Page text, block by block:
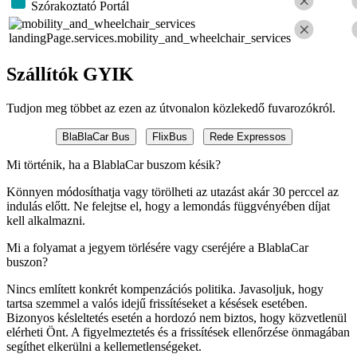
Szórakoztató Portál
landingPage.services.mobility_and_wheelchair_services
Szállítók GYIK
Tudjon meg többet az ezen az útvonalon közlekedő fuvarozókról.
BlaBlaCar Bus FlixBus Rede Expressos
Mi történik, ha a BlablaCar buszom késik?
Könnyen módosíthatja vagy törölheti az utazást akár 30 perccel az
indulás előtt. Ne felejtse el, hogy a lemondás függvényében díjat
kell alkalmazni.
Mi a folyamat a jegyem törlésére vagy cseréjére a BlablaCar
buszon?
Nincs említett konkrét kompenzációs politika. Javasoljuk, hogy
tartsa szemmel a valós idejű frissítéseket a késések esetében.
Bizonyos késleltetés esetén a hordozó nem biztos, hogy közvetlenül
elérheti Önt. A figyelmeztetés és a frissítések ellenőrzése önmagában
segíthet elkerülni a kellemetlenségeket.